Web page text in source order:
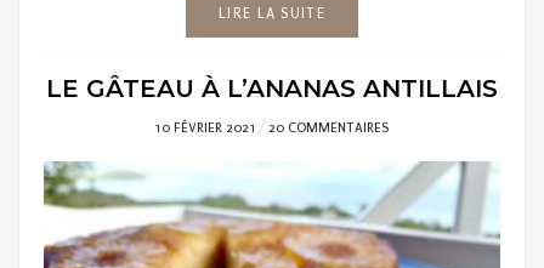
LIRE LA SUITE
LE GÂTEAU À L’ANANAS ANTILLAIS
POSTED
10 FÉVRIER 2021 20 COMMENTAIRES